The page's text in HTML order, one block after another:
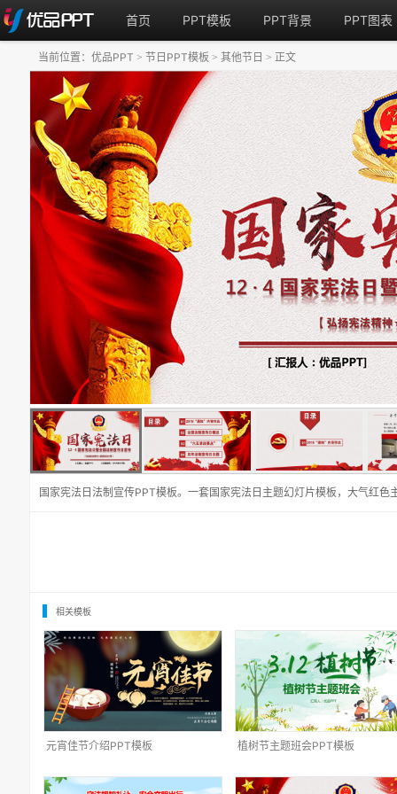
首页 PPT模板 PPT背景 PPT图表
国家宪法日法制宣传PPT模板。一套国家宪法日主题幻灯片模板，大气红色
当前位置： 优品PPT > 节日PPT模板 > 其他节日 > 正文
相关模板
元宵佳节介绍PPT模板 植树节主题班会PPT模板